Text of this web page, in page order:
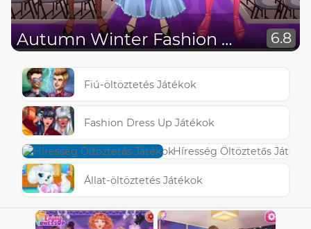
Autumn Winter Fashion Week 6.8
Fiú-öltöztetés Játékok
Fashion Dress Up Játékok
Híresség Öltöztetős
Állat-öltöztetés Játékok